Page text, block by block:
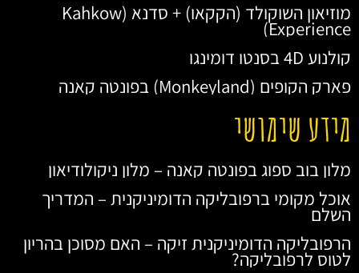
מוזיאון השוקולד (הקקאו) + סדנא (Kahkow
Experience)
קולנוע 4D בסנטו דומינגו
פארק הקופים (Monkeyland) בפונטה קאנה
מידע שימושי
מלון בוב ספוג בפונטה קאנה – מלון ניקולודיאון
אוכל מקומי ברפובליקה הדומיניקנית – המדריך
השלם
הרפובליקה הדומיניקנית זיקה – האם מסוכן בהריון
לטוס לרפובליקה?